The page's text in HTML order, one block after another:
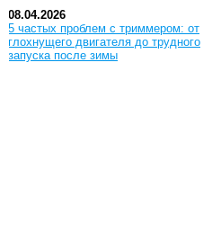
08.04.2026
5 частых проблем с триммером: от
глохнущего двигателя до трудного
запуска после зимы